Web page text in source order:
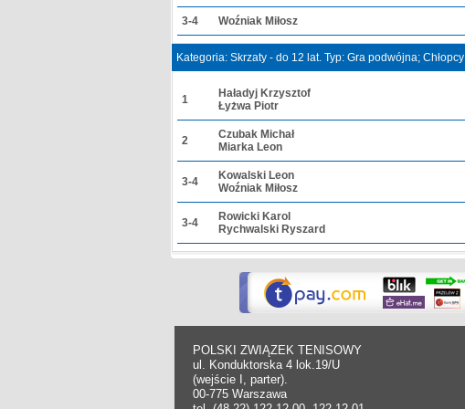
3-4 Woźniak Miłosz
Kategoria: Skrzaty - do 12 lat. Typ: Gra podwójna; Chłopcy
1
Haładyj Krzysztof
Łyżwa Piotr
2
Czubak Michał
Miarka Leon
3-4
Kowalski Leon
Woźniak Miłosz
3-4
Rowicki Karol
Rychwalski Ryszard
POLSKI ZWIĄZEK TENISOWY
ul. Konduktorska 4 lok.19/U
(wejście I, parter).
00-775 Warszawa